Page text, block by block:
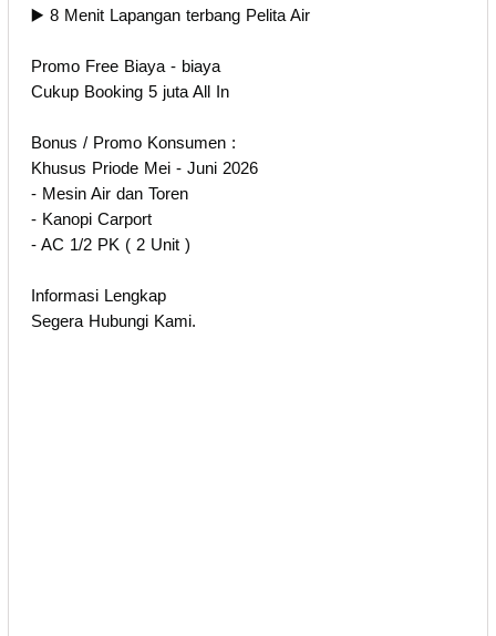
▶️ 8 Menit Lapangan terbang Pelita Air
Promo Free Biaya - biaya
Cukup Booking 5 juta All In
Bonus / Promo Konsumen :
Khusus Priode Mei - Juni 2026
- Mesin Air dan Toren
- Kanopi Carport
- AC 1/2 PK ( 2 Unit )
Informasi Lengkap
Segera Hubungi Kami.